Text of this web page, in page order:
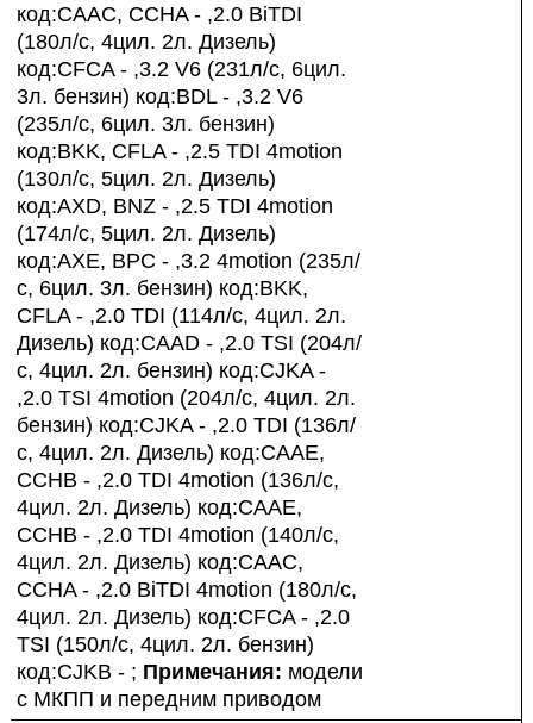
код:CAAC, CCHA - ,2.0 BiTDI
(180л/с, 4цил. 2л. Дизель)
код:CFCA - ,3.2 V6 (231л/с, 6цил.
3л. бензин) код:BDL - ,3.2 V6
(235л/с, 6цил. 3л. бензин)
код:BKK, CFLA - ,2.5 TDI 4motion
(130л/с, 5цил. 2л. Дизель)
код:AXD, BNZ - ,2.5 TDI 4motion
(174л/с, 5цил. 2л. Дизель)
код:AXE, BPC - ,3.2 4motion (235л/
с, 6цил. 3л. бензин) код:BKK,
CFLA - ,2.0 TDI (114л/с, 4цил. 2л.
Дизель) код:CAAD - ,2.0 TSI (204л/
с, 4цил. 2л. бензин) код:CJKA -
,2.0 TSI 4motion (204л/с, 4цил. 2л.
бензин) код:CJKA - ,2.0 TDI (136л/
с, 4цил. 2л. Дизель) код:CAAE,
CCHB - ,2.0 TDI 4motion (136л/с,
4цил. 2л. Дизель) код:CAAE,
CCHB - ,2.0 TDI 4motion (140л/с,
4цил. 2л. Дизель) код:CAAC,
CCHA - ,2.0 BiTDI 4motion (180л/с,
4цил. 2л. Дизель) код:CFCA - ,2.0
TSI (150л/с, 4цил. 2л. бензин)
код:CJKB - ; Примечания: модели
с МКПП и передним приводом